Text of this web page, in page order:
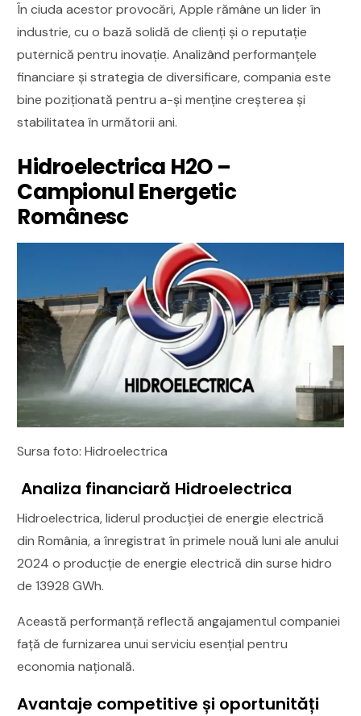
În ciuda acestor provocări, Apple rămâne un lider în
industrie, cu o bază solidă de clienți și o reputație
puternică pentru inovație. Analizând performanțele
financiare și strategia de diversificare, compania este
bine poziționată pentru a-și menține creșterea și
stabilitatea în următorii ani.
Hidroelectrica H2O –
Campionul Energetic
Românesc
Sursa foto: Hidroelectrica
Analiza financiară Hidroelectrica
Hidroelectrica, liderul producției de energie electrică
din România, a înregistrat în primele nouă luni ale anului
2024 o producție de energie electrică din surse hidro
de 13928 GWh.
Această performanță reflectă angajamentul companiei
față de furnizarea unui serviciu esențial pentru
economia națională.
Avantaje competitive și oportunități